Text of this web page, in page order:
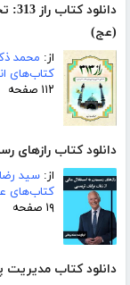
(عج)
از: محمد
کتاب‌های
۱۱۲ صفحه
دانلود کتاب رازهای
از: سید
کتاب‌های
۱۹ صفحه
دانلود کتاب مدیریت